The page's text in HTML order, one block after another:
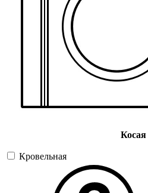
Косая
Кровельная